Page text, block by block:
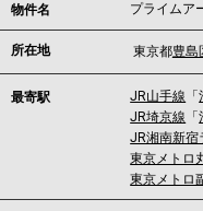
物件名 プライムア
所在地 東京都豊島
最寄駅 JR山手線 「
JR埼京線 「
JR湘南新宿
東京メトロ
東京メトロ